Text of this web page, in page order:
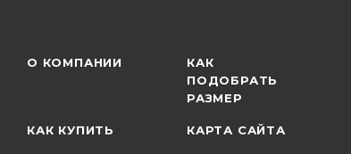
О КОМПАНИИ
КАК
ПОДОБРАТЬ
РАЗМЕР
КАК КУПИТЬ КАРТА САЙТА